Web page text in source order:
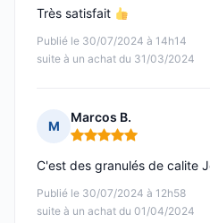
Publié le 30/07/2024 à 14h14
suite à un achat du 31/03/2024
Très satisfait
M
Marcos B.
Note : 5 sur 5
Publié le 30/07/2024 à 12h58
suite à un achat du 01/04/2024
C'est des granulés de calite